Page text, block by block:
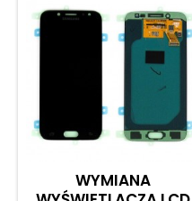
WYMIANA